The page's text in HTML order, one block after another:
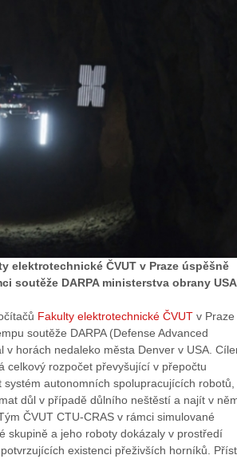
elektrotechnické ČVUT v Praze úspěšně
soutěže DARPA ministerstva obrany USA
Fakulty elektrotechnické ČVUT v Praze
soutěže DARPA (Defense Advanced
v horách nedaleko města Denver v USA.
celkový rozpočet převyšující v přepočtu
autonomních spolupracujících robotů,
důl v případě důlního neštěstí a najít v
ČVUT CTU-CRAS v rámci simulované
skupině a jeho roboty dokázaly v prostředí
existenci přeživších horníků.